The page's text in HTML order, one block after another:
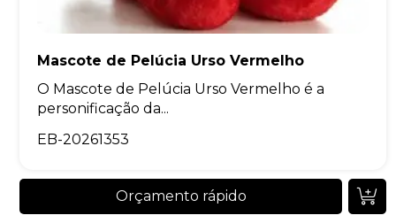
Mascote de Pelúcia Urso Vermelho
O Mascote de Pelúcia Urso Vermelho é a
personificação da...
EB-20261353
Orçamento rápido